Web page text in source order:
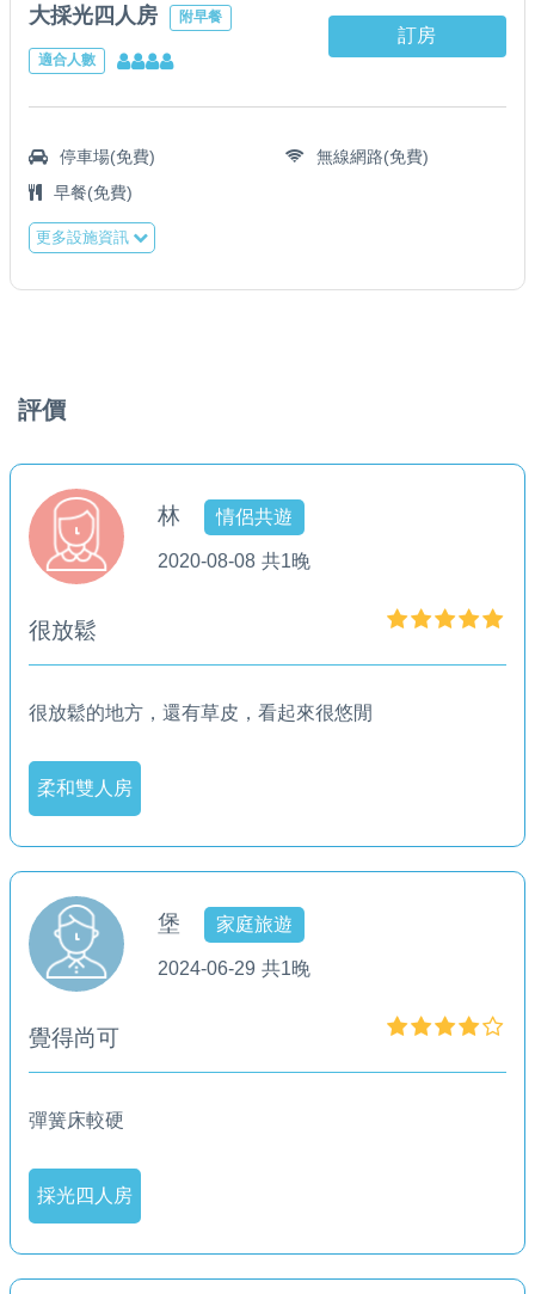
大採光四人房 附早餐
適合人數
訂房
停車場(免費)
無線網路(免費)
早餐(免費)
更多設施資訊
評價
林 情侶共遊
2020-08-08 共1晚
很放鬆
很放鬆的地方，還有草皮，看起來很悠閒
柔和雙人房
堡 家庭旅遊
2024-06-29 共1晚
覺得尚可
彈簧床較硬
採光四人房